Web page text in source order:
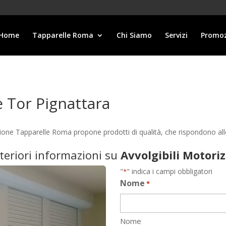
Tapparelle Roma Chi Siamo Servizi
Tor Pignattara
Tapparelle Roma propone prodotti di qualità, che rispondono
informazioni suAvvolgibili
"*" indica i campi obbligatori
Nome *
Nome